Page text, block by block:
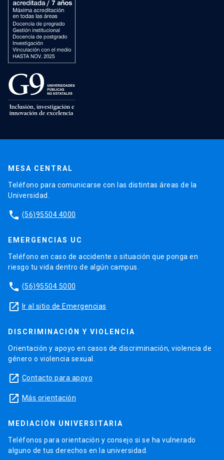
MESA CENTRAL
Teléfono para comunicarse con las distintas áreas de la
Universidad.
phone (56)95504 4000
EMERGENCIAS UC
Teléfono en caso de accidente o situación que ponga en
riesgo tu vida dentro de algún campus.
phone (56)95504 5000
launch Ir al sitio de Emergencias
DISCRIMINACIÓN Y VIOLENCIA
Orientación y apoyo en casos de discriminación, violencia de
género o violencia sexual.
launch Contacto para apoyo
launch Más orientación
MEDIACIÓN UNIVERSITARIA
Teléfonos para orientación y consejo si se ha vulnerado
alguno de tus derechos en la universidad.